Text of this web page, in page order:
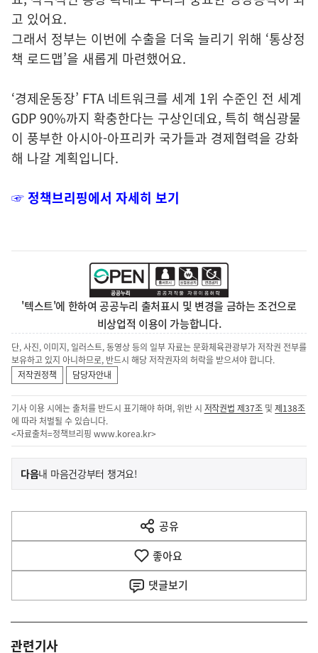
고 있어요.
그래서 정부는 이번에 수출을 더욱 늘리기 위해 ‘통상정
책 로드맵’을 새롭게 마련했어요.
‘경제운동장’ FTA 네트워크를 세계 1위 수준인 전 세계
GDP 90%까지 확충한다는 구상인데요, 특히 핵심광물
이 풍부한 아시아-아프리카 국가들과 경제협력을 강화
해 나갈 계획입니다.
☞ 정책브리핑에서 자세히 보기
'텍스트'에 한하여 공공누리 출처표시 및 변경을 금하는 조건으로
비상업적 이용이 가능합니다.
단, 사진, 이미지, 일러스트, 동영상 등의 일부 자료는 문화체육관광부가 저작권 전부를
보유하고 있지 아니하므로, 반드시 해당 저작권자의 허락을 받으셔야 합니다.
저작권정책
담당자안내
기사 이용 시에는 출처를 반드시 표기해야 하며, 위반 시 저작권법 제37조 및제138조
에 따라 처벌될 수 있습니다.
<자료출처=정책브리핑 www.korea.kr>
이
전
다
음
다음기
내 마음건강부터 챙겨요!
공유
열
기
좋아요
댓글보기
관련기사